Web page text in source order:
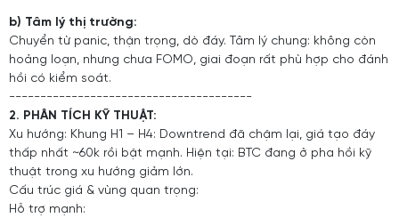
b) Tâm lý thị trường:
Chuyển từ panic, thận trọng, dò đáy. Tâm lý chung: không còn
hoảng loạn, nhưng chưa FOMO, giai đoạn rất phù hợp cho đánh
hồi có kiểm soát.
---------------------------------------
2. PHÂN TÍCH KỸ THUẬT:
Xu hướng: Khung H1 – H4: Downtrend đã chậm lại, giá tạo đáy
thấp nhất ~60k rồi bật mạnh. Hiện tại: BTC đang ở pha hồi kỹ
thuật trong xu hướng giảm lớn.
Cấu trúc giá & vùng quan trọng:
Hỗ trợ mạnh: